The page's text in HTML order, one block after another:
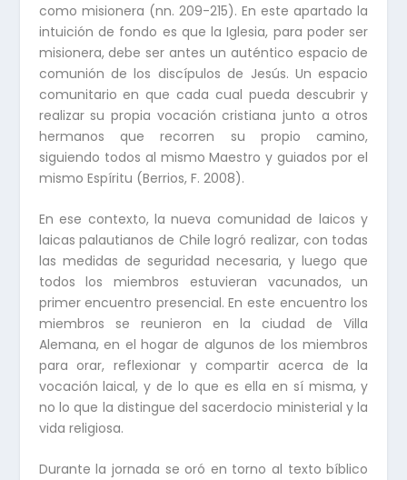
como misionera (nn. 209-215). En este apartado la
intuición de fondo es que la Iglesia, para poder ser
misionera, debe ser antes un auténtico espacio de
comunión de los discípulos de Jesús. Un espacio
comunitario en que cada cual pueda descubrir y
realizar su propia vocación cristiana junto a otros
hermanos que recorren su propio camino,
siguiendo todos al mismo Maestro y guiados por el
mismo Espíritu (Berrios, F. 2008).
En ese contexto, la nueva comunidad de laicos y
laicas palautianos de Chile logró realizar, con todas
las medidas de seguridad necesaria, y luego que
todos los miembros estuvieran vacunados, un
primer encuentro presencial. En este encuentro los
miembros se reunieron en la ciudad de Villa
Alemana, en el hogar de algunos de los miembros
para orar, reflexionar y compartir acerca de la
vocación laical, y de lo que es ella en sí misma, y
no lo que la distingue del sacerdocio ministerial y la
vida religiosa.
Durante la jornada se oró en torno al texto bíblico